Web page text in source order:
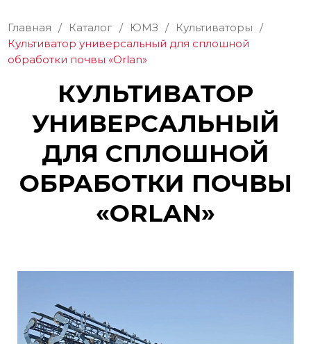
Главная / Каталог / ЮМЗ / Культиваторы /
Культиватор универсальный для сплошной
обработки почвы «Orlan»
КУЛЬТИВАТОР
УНИВЕРСАЛЬНЫЙ
ДЛЯ СПЛОШНОЙ
ОБРАБОТКИ ПОЧВЫ
«ORLAN»